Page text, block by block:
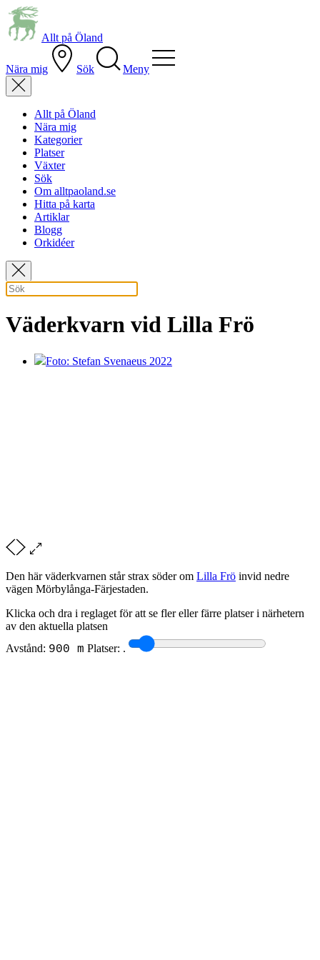
Allt på Öland
Nära mig Sök Meny
Allt på Öland
Nära mig
Kategorier
Platser
Växter
Sök
Om alltpaoland.se
Hitta på karta
Artiklar
Blogg
Orkidéer
Väderkvarn vid Lilla Frö
Foto: Stefan Svenaeus 2022
Den här väderkvarnen står strax söder om Lilla Frö invid nedre
vägen Mörbylånga-Färjestaden.
Klicka och dra i reglaget för att se fler eller färre platser i närhetern
av den aktuella platsen
Avstånd: 900 m Platser: .